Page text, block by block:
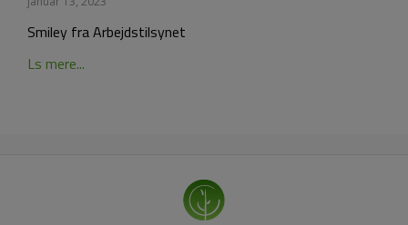
Smiley fra Arbejdstilsynet
Ls mere...